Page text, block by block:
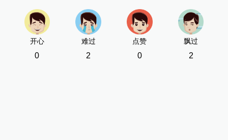
开心
0
难过
2
点赞
0
飘过
2